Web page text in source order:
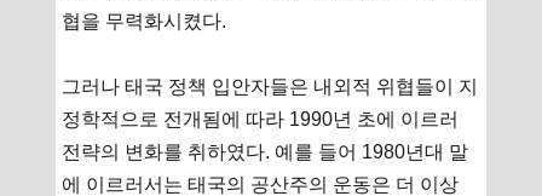
협을 무력화시켰다.
그러나 태국 정책 입안자들은 내외적 위협들이 지
정학적으로 전개됨에 따라 1990년 초에 이르러
전략의 변화를 취하였다. 예를 들어 1980년대 말
에 이르러서는 태국의 공산주의 운동은 더 이상